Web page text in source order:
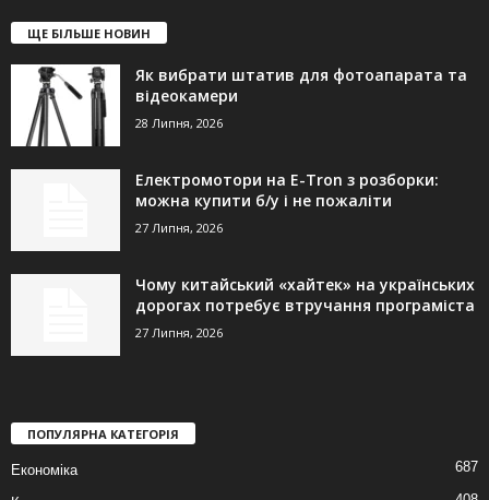
ЩЕ БІЛЬШЕ НОВИН
Як вибрати штатив для фотоапарата та
відеокамери
28 Липня, 2026
Електромотори на E-Tron з розборки:
можна купити б/у і не пожаліти
27 Липня, 2026
Чому китайський «хайтек» на українських
дорогах потребує втручання програміста
27 Липня, 2026
ПОПУЛЯРНА КАТЕГОРІЯ
Економіка 687